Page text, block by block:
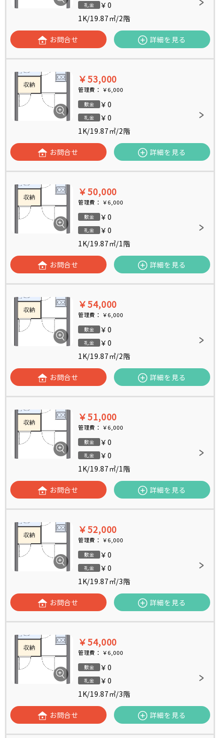
礼金
￥0
1K/19.87㎡/2階
お問合せ 詳細を見る
￥53,000
管理費： ￥6,000
敷金 ￥0
礼金
￥0
1K/19.87㎡/2階
お問合せ 詳細を見る
￥50,000
管理費： ￥6,000
敷金 ￥0
礼金
￥0
1K/19.87㎡/1階
お問合せ 詳細を見る
￥54,000
管理費： ￥6,000
敷金 ￥0
礼金
￥0
1K/19.87㎡/2階
お問合せ 詳細を見る
￥51,000
管理費： ￥6,000
敷金 ￥0
礼金
￥0
1K/19.87㎡/1階
お問合せ 詳細を見る
￥52,000
管理費： ￥6,000
敷金 ￥0
礼金
￥0
1K/19.87㎡/3階
お問合せ 詳細を見る
￥54,000
管理費： ￥6,000
敷金 ￥0
礼金
￥0
1K/19.87㎡/3階
お問合せ 詳細を見る